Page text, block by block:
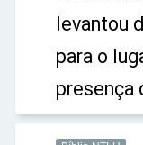
levantou
para o
presença